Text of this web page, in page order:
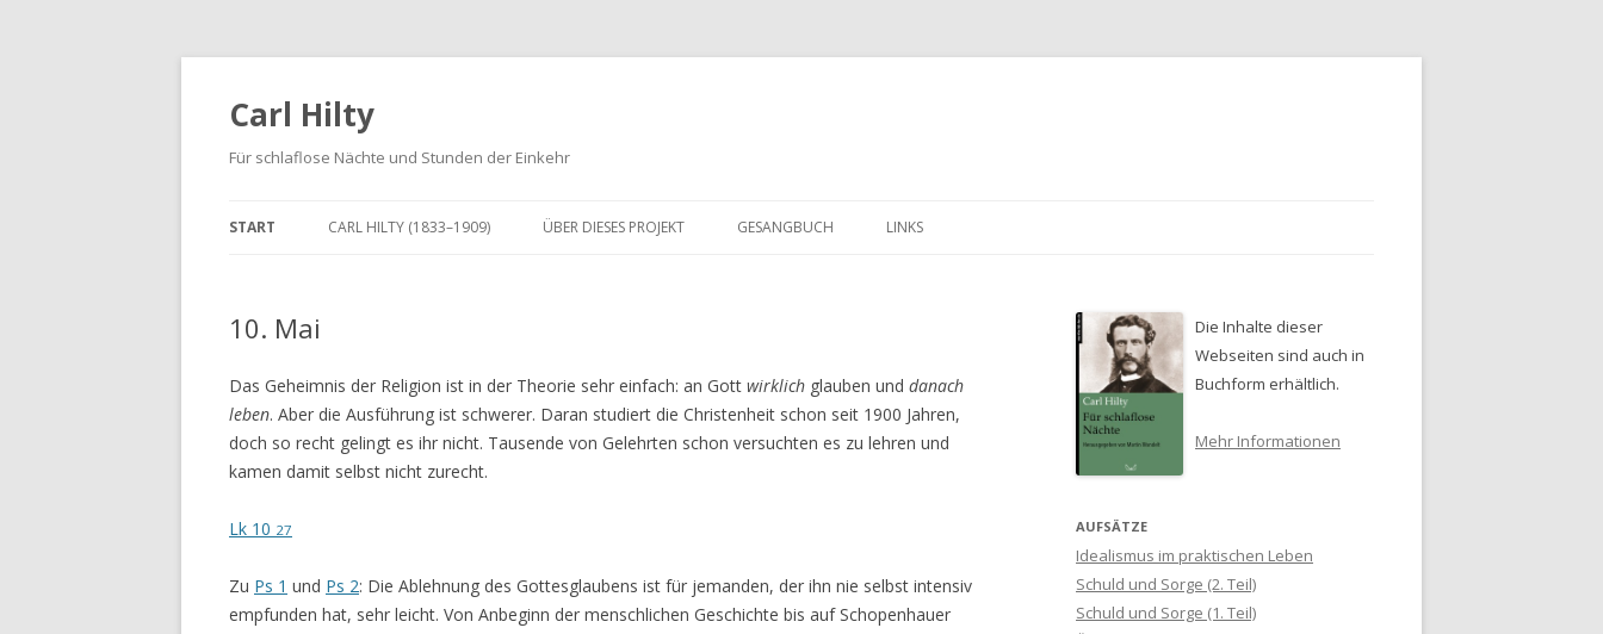
Carl Hilty
Für schlaflose Nächte und Stunden der Einkehr
zum
START CARL HILTY (1833–1909) ÜBER DIESES PROJEKT GESANGBUCH LINKS
10. Mai
Das Geheimnis der Religion ist in der Theorie sehr einfach: an Gott wirklich glauben und danach
leben. Aber die Ausführung ist schwerer. Daran studiert die Christenheit schon seit 1900 Jahren,
doch so recht gelingt es ihr nicht. Tausende von Gelehrten schon versuchten es zu lehren und
kamen damit selbst nicht zurecht.
Lk 10 27
Zu Ps 1 und Ps 2: Die Ablehnung des Gottesglaubens ist für jemanden, der ihn nie selbst intensiv
empfunden hat, sehr leicht. Von Anbeginn der menschlichen Geschichte bis auf Schopenhauer
Die Inhalte dieser
Webseiten sind auch in
Buchform erhältlich.
Mehr Informationen
AUFSÄTZE
Idealismus im praktischen Leben
Schuld und Sorge (2. Teil)
Schuld und Sorge (1. Teil)